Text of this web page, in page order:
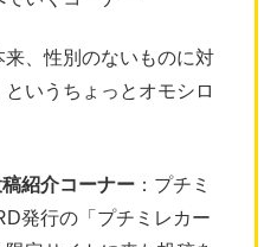
来、性別のないものに対
いうちょっとオモシロ
紹介コーナー ：プチミ
発行の「プチミレカー